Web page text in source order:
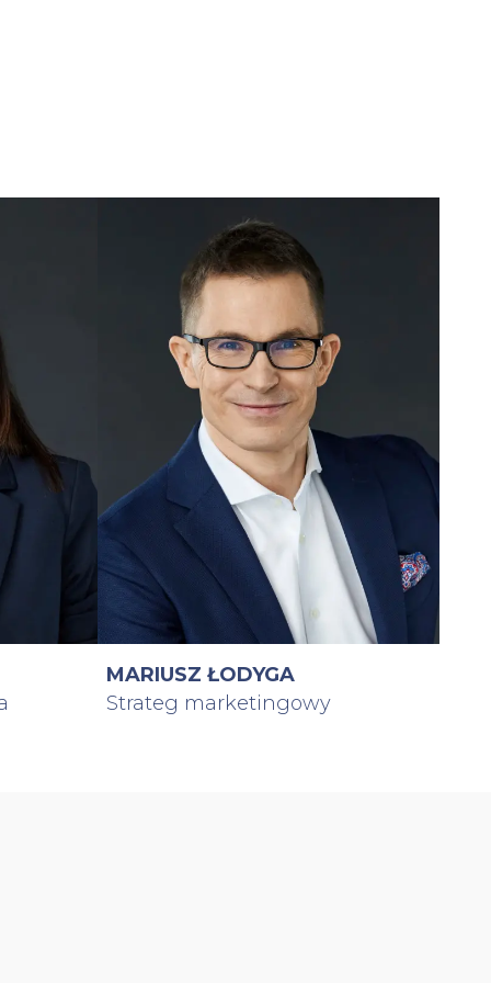
MARIUSZ ŁODYGA
Strateg marketingowy